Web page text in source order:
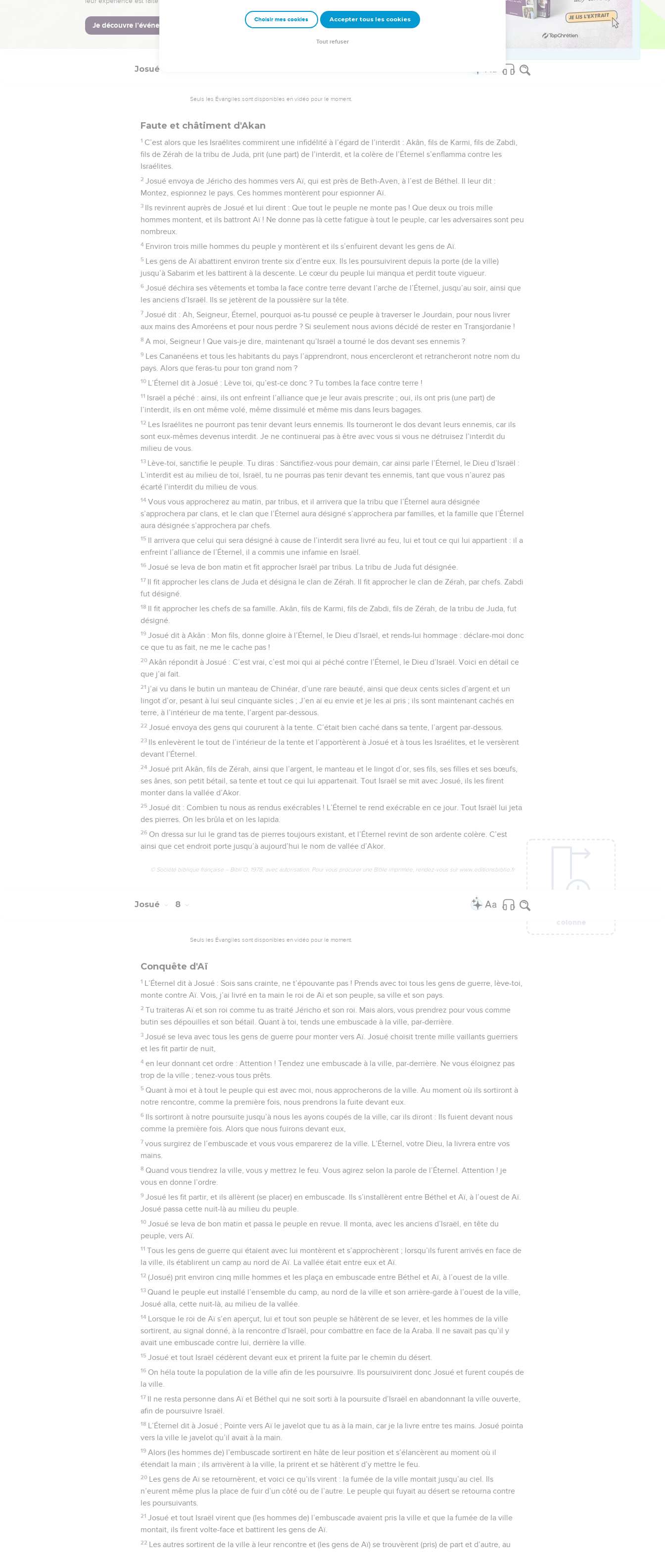
27 L’Éternel était avec Josué dont la renommée se répandit dans tout le pays.
© Société biblique française – Bibli’O, 1978, avec autorisation. Pour vous procurer une Bible imprimée, rendez-vous sur www.editionsbiblio.fr
colonne
Josué
Seuls les Évangiles sont disponibles en vidéo pour le moment.
Faute et châtiment d'Akan
1 C’est alors que les Israélites commirent une infidélité à l’égard de l’interdit : Akân, fils de Karmi, fils de Zabdi,
fils de Zérah de la tribu de Juda, prit (une part) de l’interdit, et la colère de l’Éternel s’enflamma contre les
Israélites.
2 Josué envoya de Jéricho des hommes vers Aï, qui est près de Beth-Aven, à l’est de Béthel. Il leur dit :
Montez, espionnez le pays. Ces hommes montèrent pour espionner Aï.
3 Ils revinrent auprès de Josué et lui dirent : Que tout le peuple ne monte pas ! Que deux ou trois mille
hommes montent, et ils battront Aï ! Ne donne pas là cette fatigue à tout le peuple, car les adversaires sont peu
nombreux.
4 Environ trois mille hommes du peuple y montèrent et ils s’enfuirent devant les gens de Aï.
5 Les gens de Aï abattirent environ trente six d’entre eux. Ils les poursuivirent depuis la porte (de la ville)
jusqu’à Sabarim et les battirent à la descente. Le cœur du peuple lui manqua et perdit toute vigueur.
6 Josué déchira ses vêtements et tomba la face contre terre devant l’arche de l’Éternel, jusqu’au soir, ainsi que
les anciens d’Israël. Ils se jetèrent de la poussière sur la tête.
7 Josué dit : Ah, Seigneur, Éternel, pourquoi as-tu poussé ce peuple à traverser le Jourdain, pour nous livrer
aux mains des Amoréens et pour nous perdre ? Si seulement nous avions décidé de rester en Transjordanie !
8 A moi, Seigneur ! Que vais-je dire, maintenant qu’Israël a tourné le dos devant ses ennemis ?
9 Les Cananéens et tous les habitants du pays l’apprendront, nous encercleront et retrancheront notre nom du
pays. Alors que feras-tu pour ton grand nom ?
10 L’Éternel dit à Josué : Lève toi, qu’est-ce donc ? Tu tombes la face contre terre !
11 Israël a péché : ainsi, ils ont enfreint l’alliance que je leur avais prescrite ; oui, ils ont pris (une part) de
l’interdit, ils en ont même volé, même dissimulé et même mis dans leurs bagages.
12 Les Israélites ne pourront pas tenir devant leurs ennemis. Ils tourneront le dos devant leurs ennemis, car ils
sont eux-mêmes devenus interdit. Je ne continuerai pas à être avec vous si vous ne détruisez l’interdit du
milieu de vous.
13 Lève-toi, sanctifie le peuple. Tu diras : Sanctifiez-vous pour demain, car ainsi parle l’Éternel, le Dieu d’Israël :
L’interdit est au milieu de toi, Israël, tu ne pourras pas tenir devant tes ennemis, tant que vous n’aurez pas
écarté l’interdit du milieu de vous.
14 Vous vous approcherez au matin, par tribus, et il arrivera que la tribu que l’Éternel aura désignée
s’approchera par clans, et le clan que l’Éternel aura désigné s’approchera par familles, et la famille que l’Éternel
aura désignée s’approchera par chefs.
15 Il arrivera que celui qui sera désigné à cause de l’interdit sera livré au feu, lui et tout ce qui lui appartient : il a
enfreint l’alliance de l’Éternel, il a commis une infamie en Israël.
16 Josué se leva de bon matin et fit approcher Israël par tribus. La tribu de Juda fut désignée.
17 Il fit approcher les clans de Juda et désigna le clan de Zérah. Il fit approcher le clan de Zérah, par chefs. Zabdi
fut désigné.
18 Il fit approcher les chefs de sa famille. Akân, fils de Karmi, fils de Zabdi, fils de Zérah, de la tribu de Juda, fut
désigné.
19 Josué dit à Akân : Mon fils, donne gloire à l’Éternel, le Dieu d’Israël, et rends-lui hommage : déclare-moi donc
ce que tu as fait, ne me le cache pas !
20 Akân répondit à Josué : C’est vrai, c’est moi qui ai péché contre l’Éternel, le Dieu d’Israël. Voici en détail ce
que j’ai fait.
21 j’ai vu dans le butin un manteau de Chinéar, d’une rare beauté, ainsi que deux cents sicles d’argent et un
lingot d’or, pesant à lui seul cinquante sicles ; J’en ai eu envie et je les ai pris ; ils sont maintenant cachés en
terre, à l’intérieur de ma tente, l’argent par-dessous.
22 Josué envoya des gens qui coururent à la tente. C’était bien caché dans sa tente, l’argent par-dessous.
23 Ils enlevèrent le tout de l’intérieur de la tente et l’apportèrent à Josué et à tous les Israélites, et le versèrent
devant l’Éternel.
24 Josué prit Akân, fils de Zérah, ainsi que l’argent, le manteau et le lingot d’or, ses fils, ses filles et ses bœufs,
ses ânes, son petit bétail, sa tente et tout ce qui lui appartenait. Tout Israël se mit avec Josué, ils les firent
monter dans la vallée d’Akor.
25 Josué dit : Combien tu nous as rendus exécrables ! L’Éternel te rend exécrable en ce jour. Tout Israël lui jeta
des pierres. On les brûla et on les lapida.
26 On dressa sur lui le grand tas de pierres toujours existant, et l’Éternel revint de son ardente colère. C’est
ainsi que cet endroit porte jusqu’à aujourd’hui le nom de vallée d’Akor.
© Société biblique française – Bibli’O, 1978, avec autorisation. Pour vous procurer une Bible imprimée, rendez-vous sur www.editionsbiblio.fr
colonne
Josué 8
Seuls les Évangiles sont disponibles en vidéo pour le moment.
Conquête d'Aï
1 L’Éternel dit à Josué : Sois sans crainte, ne t’épouvante pas ! Prends avec toi tous les gens de guerre, lève-toi,
monte contre Aï. Vois, j’ai livré en ta main le roi de Aï et son peuple, sa ville et son pays.
2 Tu traiteras Aï et son roi comme tu as traité Jéricho et son roi. Mais alors, vous prendrez pour vous comme
butin ses dépouilles et son bétail. Quant à toi, tends une embuscade à la ville, par-derrière.
3 Josué se leva avec tous les gens de guerre pour monter vers Aï. Josué choisit trente mille vaillants guerriers
et les fit partir de nuit,
4 en leur donnant cet ordre : Attention ! Tendez une embuscade à la ville, par-derrière. Ne vous éloignez pas
trop de la ville ; tenez-vous tous prêts.
5 Quant à moi et à tout le peuple qui est avec moi, nous approcherons de la ville. Au moment où ils sortiront à
notre rencontre, comme la première fois, nous prendrons la fuite devant eux.
6 Ils sortiront à notre poursuite jusqu’à nous les ayons coupés de la ville, car ils diront : Ils fuient devant nous
comme la première fois. Alors que nous fuirons devant eux,
7 vous surgirez de l’embuscade et vous vous emparerez de la ville. L’Éternel, votre Dieu, la livrera entre vos
mains.
8 Quand vous tiendrez la ville, vous y mettrez le feu. Vous agirez selon la parole de l’Éternel. Attention ! je
vous en donne l’ordre.
9 Josué les fit partir, et ils allèrent (se placer) en embuscade. Ils s’installèrent entre Béthel et Aï, à l’ouest de Aï.
Josué passa cette nuit-là au milieu du peuple.
10 Josué se leva de bon matin et passa le peuple en revue. Il monta, avec les anciens d’Israël, en tête du
peuple, vers Aï.
11 Tous les gens de guerre qui étaient avec lui montèrent et s’approchèrent ; lorsqu’ils furent arrivés en face de
la ville, ils établirent un camp au nord de Aï. La vallée était entre eux et Aï.
12 (Josué) prit environ cinq mille hommes et les plaça en embuscade entre Béthel et Aï, à l’ouest de la ville.
13 Quand le peuple eut installé l’ensemble du camp, au nord de la ville et son arrière-garde à l’ouest de la ville,
Josué alla, cette nuit-là, au milieu de la vallée.
14 Lorsque le roi de Aï s’en aperçut, lui et tout son peuple se hâtèrent de se lever, et les hommes de la ville
sortirent, au signal donné, à la rencontre d’Israël, pour combattre en face de la Araba. Il ne savait pas qu’il y
avait une embuscade contre lui, derrière la ville.
15 Josué et tout Israël cédèrent devant eux et prirent la fuite par le chemin du désert.
16 On héla toute la population de la ville afin de les poursuivre. Ils poursuivirent donc Josué et furent coupés de
la ville.
17 Il ne resta personne dans Aï et Béthel qui ne soit sorti à la poursuite d’Israël en abandonnant la ville ouverte,
afin de poursuivre Israël.
18 L’Éternel dit à Josué ; Pointe vers Aï le javelot que tu as à la main, car je la livre entre tes mains. Josué pointa
vers la ville le javelot qu’il avait à la main.
19 Alors (les hommes de) l’embuscade sortirent en hâte de leur position et s’élancèrent au moment où il
étendait la main ; ils arrivèrent à la ville, la prirent et se hâtèrent d’y mettre le feu.
20 Les gens de Aï se retournèrent, et voici ce qu’ils virent : la fumée de la ville montait jusqu’au ciel. Ils
n’eurent même plus la place de fuir d’un côté ou de l’autre. Le peuple qui fuyait au désert se retourna contre
les poursuivants.
21 Josué et tout Israël virent que (les hommes de) l’embuscade avaient pris la ville et que la fumée de la ville
montait, ils firent volte-face et battirent les gens de Aï.
22 Les autres sortirent de la ville à leur rencontre et (les gens de Aï) se trouvèrent (pris) de part et d’autre, au
colonne
colonne
colonne
colonne
Choisir mes cookies Accepter tous les cookies
Tout refuser